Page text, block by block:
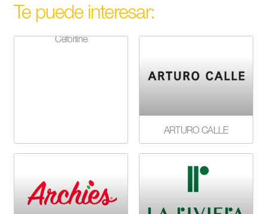
Te puede interesar:
Ceforline
ARTURO CALLE